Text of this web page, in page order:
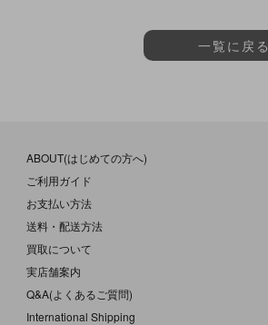
一覧に戻る
ABOUT(はじめての方へ)
ご利用ガイド
お支払い方法
送料・配送方法
買取について
実店舗案内
Q&A(よくあるご質問)
International Shipping